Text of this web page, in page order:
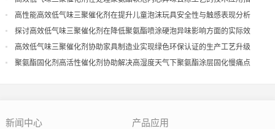
导
高性能高效低气味三聚催化剂在提升儿童泡沫玩具安全性与触感表现分析
探讨高效低气味三聚催化剂在降低聚氨酯喷涂硬泡异味影响方面的实际效
果
高效低气味三聚催化剂协助家具制造业实现绿色环保认证的生产工艺升级
聚氨酯固化剂高活性催化剂协助解决高湿度天气下聚氨酯涂层固化慢痛点
新闻中心 产品应用